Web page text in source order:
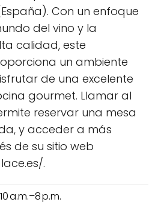
Con un enfoque
del vino y la
calidad, este
un ambiente
de una excelente
gourmet. Llamar al
reservar una mesa
y acceder a más
de su sitio web
.
10 a.m.–8 p.m.